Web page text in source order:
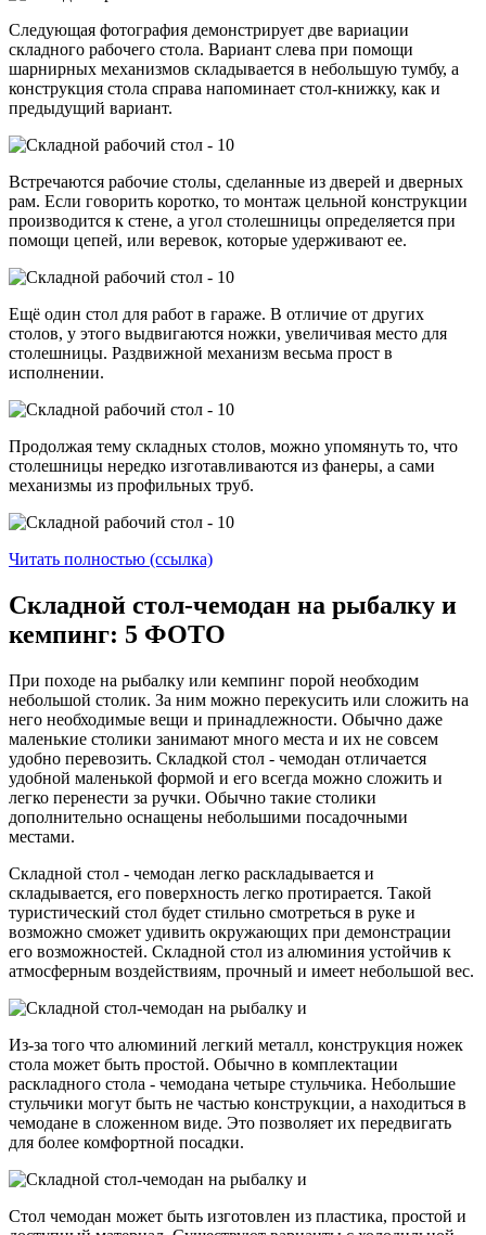
Следующая фотография демонстрирует две вариации
складного рабочего стола. Вариант слева при помощи
шарнирных механизмов складывается в небольшую тумбу, а
конструкция стола справа напоминает стол-книжку, как и
предыдущий вариант.
Встречаются рабочие столы, сделанные из дверей и дверных
рам. Если говорить коротко, то монтаж цельной конструкции
производится к стене, а угол столешницы определяется при
помощи цепей, или веревок, которые удерживают ее.
Ещё один стол для работ в гараже. В отличие от других
столов, у этого выдвигаются ножки, увеличивая место для
столешницы. Раздвижной механизм весьма прост в
исполнении.
Продолжая тему складных столов, можно упомянуть то, что
столешницы нередко изготавливаются из фанеры, а сами
механизмы из профильных труб.
Читать полностью (ссылка)
Складной стол-чемодан на рыбалку и
кемпинг: 5 ФОТО
При походе на рыбалку или кемпинг порой необходим
небольшой столик. За ним можно перекусить или сложить на
него необходимые вещи и принадлежности. Обычно даже
маленькие столики занимают много места и их не совсем
удобно перевозить. Складкой стол - чемодан отличается
удобной маленькой формой и его всегда можно сложить и
легко перенести за ручки. Обычно такие столики
дополнительно оснащены небольшими посадочными
местами.
Складной стол - чемодан легко раскладывается и
складывается, его поверхность легко протирается. Такой
туристический стол будет стильно смотреться в руке и
возможно сможет удивить окружающих при демонстрации
его возможностей. Складной стол из алюминия устойчив к
атмосферным воздействиям, прочный и имеет небольшой вес.
Из-за того что алюминий легкий металл, конструкция ножек
стола может быть простой. Обычно в комплектации
раскладного стола - чемодана четыре стульчика. Небольшие
стульчики могут быть не частью конструкции, а находиться в
чемодане в сложенном виде. Это позволяет их передвигать
для более комфортной посадки.
Стол чемодан может быть изготовлен из пластика, простой и